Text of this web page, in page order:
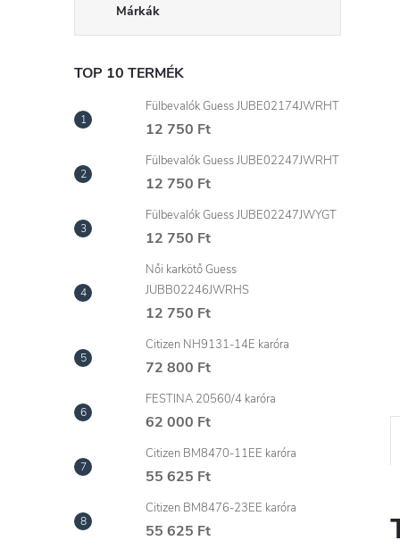
n
e
l
Márkák
TOP 10 TERMÉK
Fülbevalók Guess JUBE02174JWRHT
12 750 Ft
Fülbevalók Guess JUBE02247JWRHT
12 750 Ft
Fülbevalók Guess JUBE02247JWYGT
12 750 Ft
Női karkötő Guess
JUBB02246JWRHS
12 750 Ft
Citizen NH9131-14E karóra
72 800 Ft
FESTINA 20560/4 karóra
62 000 Ft
Citizen BM8470-11EE karóra
55 625 Ft
Citizen BM8476-23EE karóra
55 625 Ft